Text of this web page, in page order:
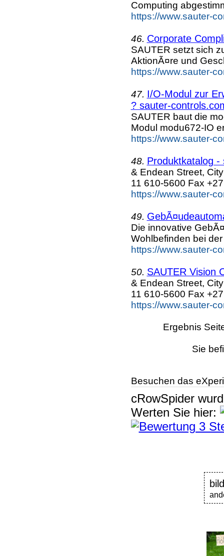
Computing
https://www.sauter-
46. Corporate
SAUTER setzt sich
AktionÃ¤re und
https://www.sauter-
47. I/O-Modul zur
? sauter-
SAUTER baut die
Modul modu672-IO
https://www.sauter-
48. Produktkatalog -
& Endean Street,
11 610-5600 Fax +27
https://www.sauter-
49.
Die innovative
Wohlbefinden bei der
https://www.sauter-
50. SAUTER Vision
& Endean Street,
11 610-5600 Fax +27
https://www.sauter-
Ergebnis
Sie
Besuchen das
cRowSpider
Werten Sie hier: